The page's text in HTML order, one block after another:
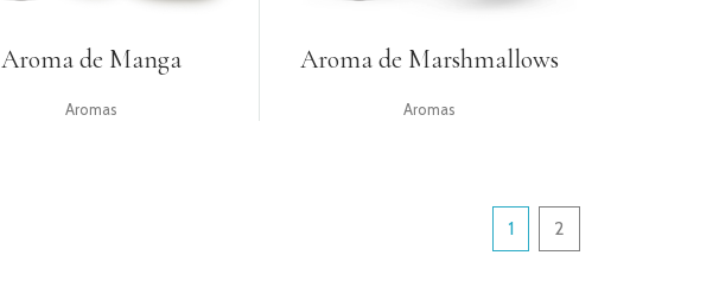
Aroma de Manga
Aromas
Aroma de Marshmallows
Aromas
1 2